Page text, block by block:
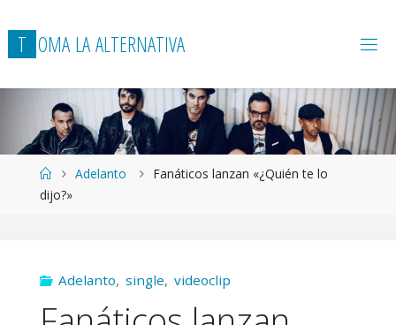
T OMA LAALTERNATIVA
Página
de
Adelanto
Fanáticos lanzan «¿Quién te lo
dijo?»
Adelanto, single, videoclip